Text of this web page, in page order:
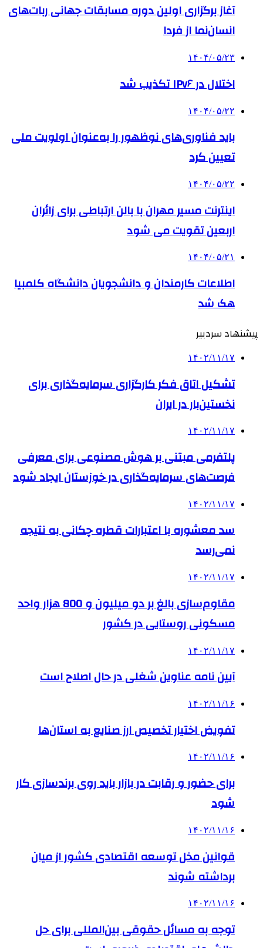
آغاز برگزاری اولین دوره مسابقات جهانی ربات‌های
انسان‌نما از فردا
۱۴۰۴/۰۵/۲۳
اختلال در IPv۶ تکذیب شد
۱۴۰۴/۰۵/۲۲
باید فناوری‌های نوظهور را به‌عنوان اولویت ملی
تعیین کرد
۱۴۰۴/۰۵/۲۲
اینترنت مسیر مهران با بالن ارتباطی برای زائران
اربعین تقویت می شود
۱۴۰۴/۰۵/۲۱
اطلاعات کارمندان و دانشجویان دانشگاه کلمبیا
هک شد
پیشنهاد سردبیر
۱۴۰۲/۱۱/۱۷
تشکیل اتاق فکر کارگزاری سرمایه‌گذاری برای
نخستین‌بار در ایران
۱۴۰۲/۱۱/۱۷
پلتفرمی مبتنی بر هوش مصنوعی برای معرفی
فرصت‌های سرمایه‌گذاری در خوزستان ایجاد شود
۱۴۰۲/۱۱/۱۷
سد معشوره ‌با اعتبارات قطره چکانی به نتیجه
نمی‌رسد
۱۴۰۲/۱۱/۱۷
مقاوم‌سازی بالغ بر دو میلیون و 800 هزار واحد
مسکونی روستایی در کشور
۱۴۰۲/۱۱/۱۷
آیین نامه عناوین شغلی در حال اصلاح است
۱۴۰۲/۱۱/۱۶
تفویض اختیار تخصیص ارز صنایع به استان‌ها
۱۴۰۲/۱۱/۱۶
برای حضور و رقابت در بازار باید روی برندسازی کار
شود
۱۴۰۲/۱۱/۱۶
قوانین مخل توسعه اقتصادی کشور از میان
برداشته شوند
۱۴۰۲/۱۱/۱۶
توجه به مسائل حقوقی بین‌المللی برای حل